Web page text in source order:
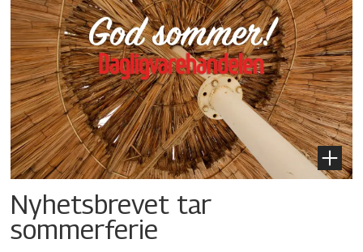
Nyhetsbrevet tar
sommerferie